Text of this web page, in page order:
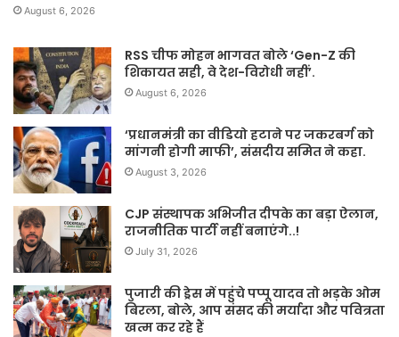
August 6, 2026
RSS चीफ मोहन भागवत बोले ‘Gen-Z की
शिकायत सही, वे देश-विरोधी नहीं’.
August 6, 2026
‘प्रधानमंत्री का वीडियो हटाने पर जकरबर्ग को
मांगनी होगी माफी’, संसदीय समित ने कहा.
August 3, 2026
CJP संस्थापक अभिजीत दीपके का बड़ा ऐलान,
राजनीतिक पार्टी नहीं बनाएंगे..!
July 31, 2026
पुजारी की ड्रेस में पहुंचे पप्पू यादव तो भड़के ओम
बिरला, बोले, आप संसद की मर्यादा और पवित्रता
खत्म कर रहे हैं